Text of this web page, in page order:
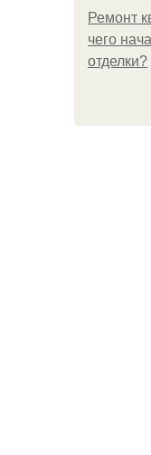
Ремонт
чего
отделки?